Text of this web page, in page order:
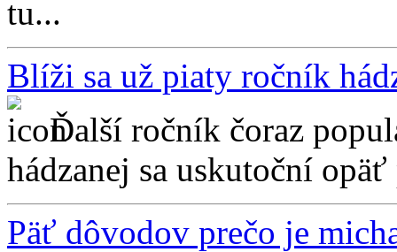
tu...
Blíži sa už piaty ročník
Ďalší ročník čoraz
hádzanej sa uskutoční
Päť dôvodov prečo je